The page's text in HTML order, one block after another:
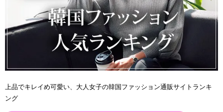
上品でキレイめ可愛い、大人女子の韓国ファッション通販サイトランキ
ング